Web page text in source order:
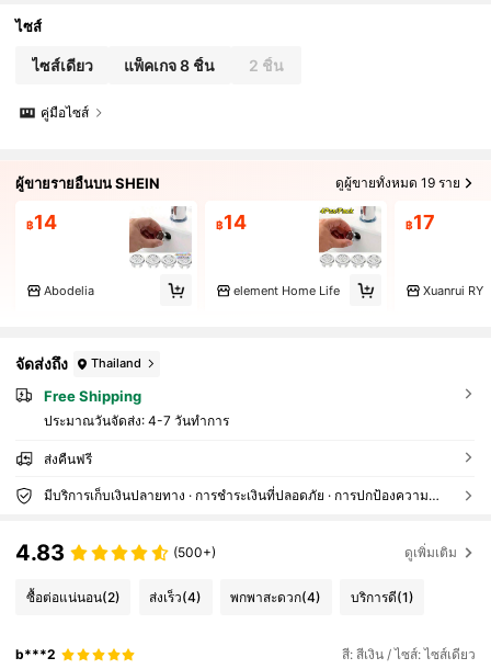
ไซส์
ไซส์เดียว แพ็คเกจ 8 ชิ้น 2 ชิ้น
คู่มือไซส์
ผู้ขายรายอื่นบน SHEIN ดูผู้ขายทั้งหมด 19 ราย
฿14
Abodelia
฿14
element Home Life
฿17
Xuanrui RY
จัดส่งถึง Thailand
Free Shipping
ประมาณวันจัดส่ง: 4-7 วันทำการ
ส่งคืนฟรี
มีบริการเก็บเงินปลายทาง · การชำระเงินที่ปลอดภัย · การปกป้องความเป็นส่วนตัว
4.83 (500+) ดูเพิ่มเติม
ซื้อต่อแน่นอน(2) ส่งเร็ว(4) พกพาสะดวก(4) บริการดี(1)
b***2 สี: สีเงิน / ไซส์: ไซส์เดียว